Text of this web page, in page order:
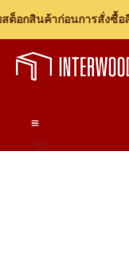
ต็อกสินค้าก่อนการสั่งซื้อสิ